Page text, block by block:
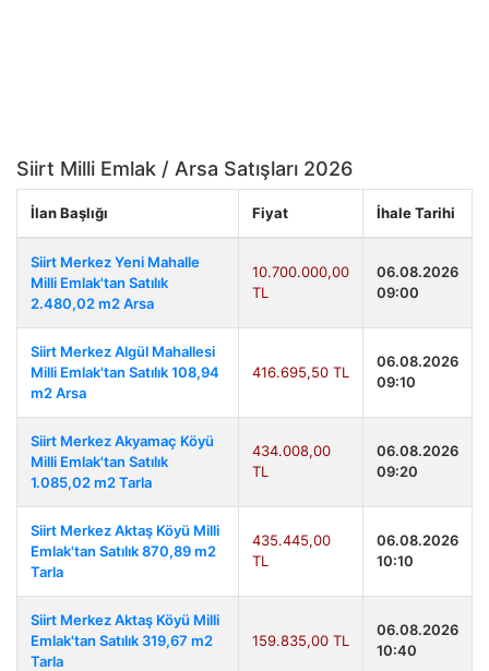
Siirt Milli Emlak / Arsa Satışları 2026
İlan Başlığı Fiyat İhale Tarihi
Siirt Merkez Yeni Mahalle
Milli Emlak'tan Satılık
2.480,02 m2 Arsa
10.700.000,00
TL
06.08.2026
09:00
Siirt Merkez Algül Mahallesi
Milli Emlak'tan Satılık 108,94
m2 Arsa
416.695,50 TL
06.08.2026
09:10
Siirt Merkez Akyamaç Köyü
Milli Emlak'tan Satılık
1.085,02 m2 Tarla
434.008,00
TL
06.08.2026
09:20
Siirt Merkez Aktaş Köyü Milli
Emlak'tan Satılık 870,89 m2
Tarla
435.445,00
TL
06.08.2026
10:10
Siirt Merkez Aktaş Köyü Milli
Emlak'tan Satılık 319,67 m2
Tarla
159.835,00 TL
06.08.2026
10:40